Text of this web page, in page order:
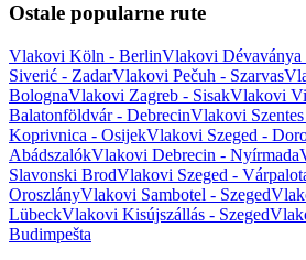
Ostale popularne rute
Vlakovi Köln - BerlinVlakovi Dévaványa
Siverić - ZadarVlakovi Pečuh - Szarvas
BolognaVlakovi Zagreb - SisakVlakovi
Balatonföldvár - DebrecinVlakovi Szentes
Koprivnica - OsijekVlakovi Szeged -
AbádszalókVlakovi Debrecin - Nyírmada
Slavonski BrodVlakovi Szeged -
OroszlányVlakovi Sambotel - Szeged
LübeckVlakovi Kisújszállás - Szeged
Budimpešta